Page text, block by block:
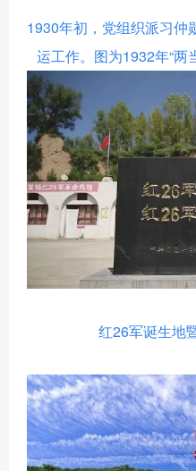
1930年初，党组织派习仲
运工作。图为1932年“两
红26军诞生地